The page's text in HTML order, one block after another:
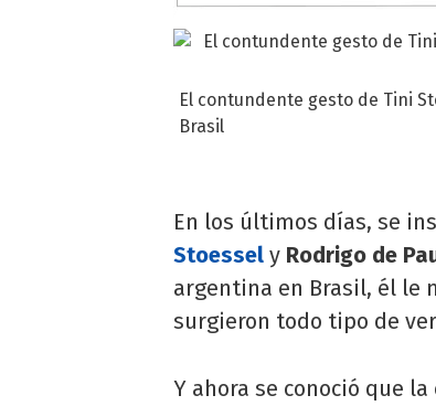
El contundente gesto de Tini
Brasil
En los últimos días, se
Stoessel y Rodrigo de
argentina en Brasil, él le
surgieron todo tipo de
Y ahora se conoció que